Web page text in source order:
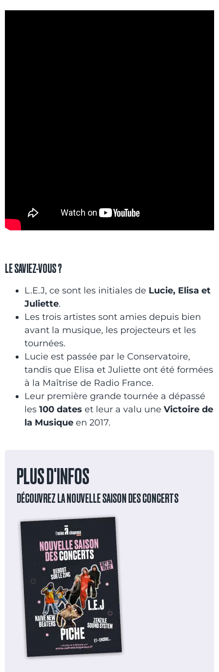
LE SAVIEZ-VOUS ?
L.E.J, ce sont les initiales de Lucie, Elisa et
Juliette.
Les trois artistes sont amies depuis bien
avant la musique, les projecteurs et les
tournées.
Lucie est passée par le Conservatoire,
tandis que Elisa et Juliette ont été formées
à la Maîtrise de Radio France.
Leur première grande tournée a dépassé
les 100 dates et leur a valu une Victoire de
la Musique en 2017.
PLUS D'INFOS
DÉCOUVREZ LA NOUVELLE SAISON DES CONCERTS